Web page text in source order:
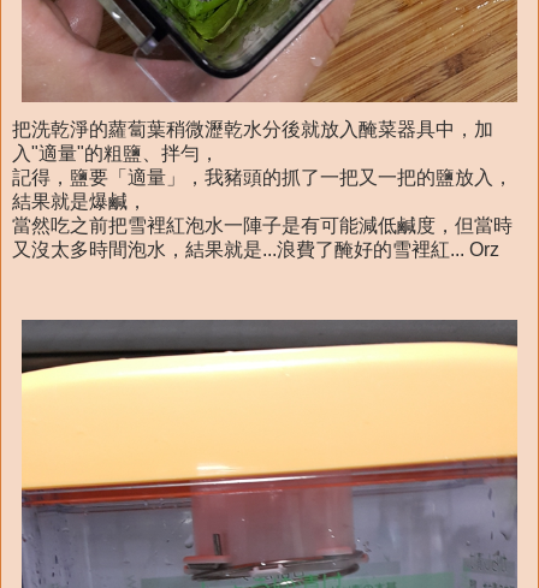
把洗乾淨的蘿蔔葉稍微瀝乾水分後就放入醃菜器具中，加
入"適量"的粗鹽、拌勻，
記得，鹽要「適量」，我豬頭的抓了一把又一把的鹽放入，
結果就是爆鹹，
當然吃之前把雪裡紅泡水一陣子是有可能減低鹹度，但當時
又沒太多時間泡水，結果就是...浪費了醃好的雪裡紅... Orz